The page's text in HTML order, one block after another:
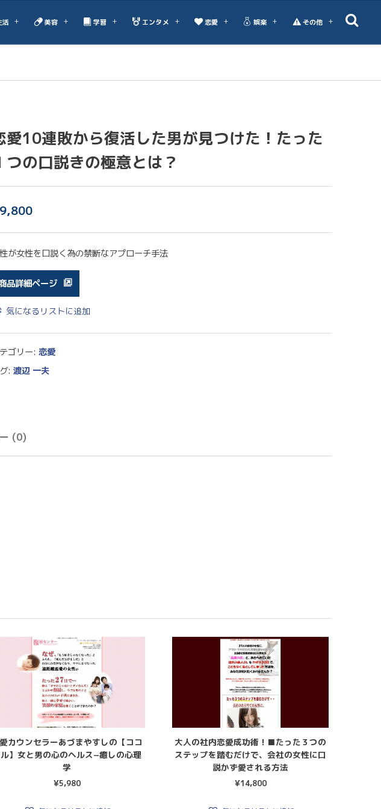
活 美容 学習 エンタメ 恋愛 娯楽 その他
愛10連敗から復活した男が見つけた！たった
つの口説きの極意とは？
9,800
が女性を口説く為の禁断なアプローチ手法
品詳細ページ
気になるリストに追加
ゴリー: 恋愛
: 渡辺 一夫
(0)
カウンセラーあづまやすしの【ココ
】女と男の心のヘルス−癒しの心理
学
¥5,980
大人の社内恋愛成功術！■たった３つの
ステップを踏むだけで、会社の女性に口
説かず愛される方法
¥14,800